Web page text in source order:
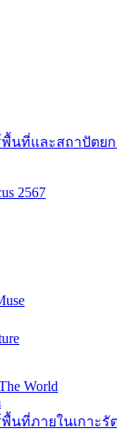
นที่และสถาปัตย
2567
World
นที่ภายในเกาะรั